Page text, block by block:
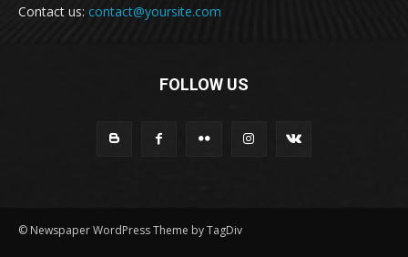
Contact us: contact@yoursite.com
FOLLOW US
© Newspaper WordPress Theme by TagDiv